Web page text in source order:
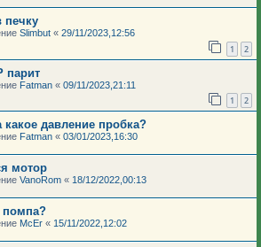
печку
Slimbut « 29/11/2023,12:56
1 2
Fatman « 09/11/2023,21:11
1 2
какое давление пробка?
Fatman « 03/01/2023,16:30
мотор
VanoRom « 18/12/2022,00:13
помпа?
McEr « 15/11/2022,12:02